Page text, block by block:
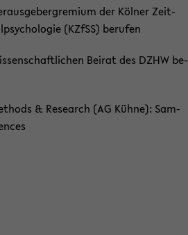
der Köl­ner Zeit­
(KZfSS) be­ru­fen
Bei­rat des DZHW be­
& Re­se­arch (AG Kühne): Sam­